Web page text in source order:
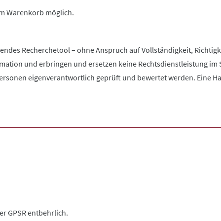
Warenkorb möglich.
Recherchetool – ohne Anspruch auf Vollständigkeit,
und erbringen und ersetzen keine Rechtsdienstleistung im
eigenverantwortlich geprüft und bewertet werden. Eine
GPSR entbehrlich.